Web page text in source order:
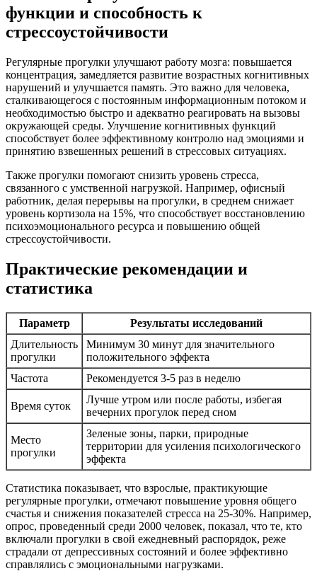
функции и способность к
стрессоустойчивости
Регулярные прогулки улучшают работу мозга: повышается
концентрация, замедляется развитие возрастных когнитивных
нарушений и улучшается память. Это важно для человека,
сталкивающегося с постоянным информационным потоком и
необходимостью быстро и адекватно реагировать на вызовы
окружающей среды. Улучшение когнитивных функций
способствует более эффективному контролю над эмоциями и
принятию взвешенных решений в стрессовых ситуациях.
Также прогулки помогают снизить уровень стресса,
связанного с умственной нагрузкой. Например, офисный
работник, делая перерывы на прогулки, в среднем снижает
уровень кортизола на 15%, что способствует восстановлению
психоэмоционального ресурса и повышению общей
стрессоустойчивости.
Практические рекомендации и
статистика
Параметр
Результаты исследований
Длительность
прогулки
Минимум 30 минут для значительного
положительного эффекта
Частота
Рекомендуется 3-5 раз в неделю
Время суток
Лучше утром или после работы, избегая
вечерних прогулок перед сном
Место
прогулки
Зеленые зоны, парки, природные
территории для усиления психологического
эффекта
Статистика показывает, что взрослые, практикующие
регулярные прогулки, отмечают повышение уровня общего
счастья и снижения показателей стресса на 25-30%. Например,
опрос, проведенный среди 2000 человек, показал, что те, кто
включали прогулки в свой ежедневный распорядок, реже
страдали от депрессивных состояний и более эффективно
справлялись с эмоциональными нагрузками.